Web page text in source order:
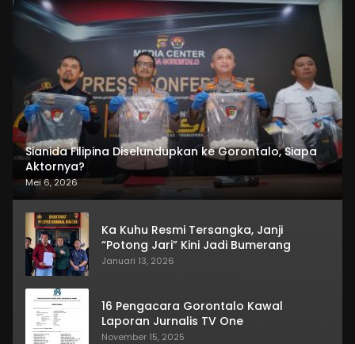
Sianida Filipina Diselundupkan ke Gorontalo, Siapa
Aktornya?
Mei 6, 2026
Ka Kuhu Resmi Tersangka, Janji
“Potong Jari” Kini Jadi Bumerang
Januari 13, 2026
16 Pengacara Gorontalo Kawal
Laporan Jurnalis TV One
November 15, 2025